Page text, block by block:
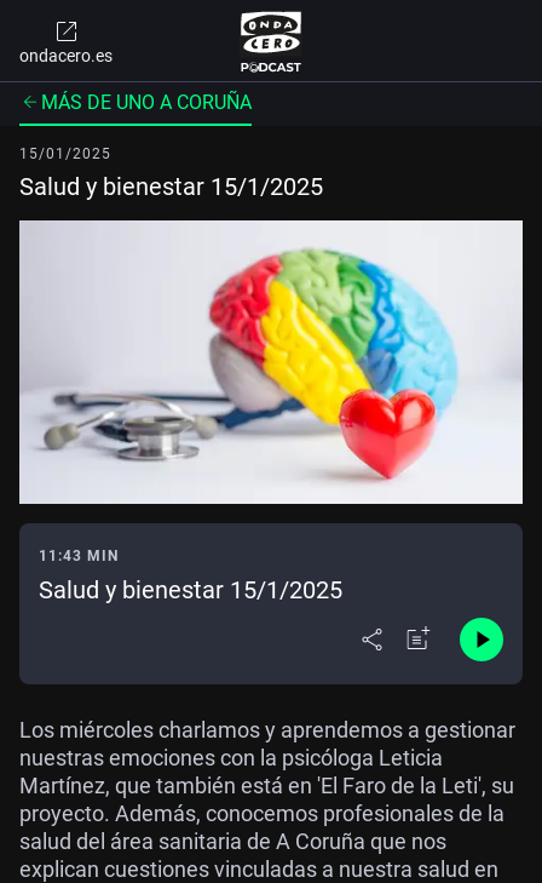
ondacero.es
MÁS DE UNO A CORUÑA
15/01/2025
Salud y bienestar 15/1/2025
11:43 MIN
Salud y bienestar 15/1/2025
Los miércoles charlamos y aprendemos a gestionar
nuestras emociones con la psicóloga Leticia
Martínez, que también está en 'El Faro de la Leti', su
proyecto. Además, conocemos profesionales de la
salud del área sanitaria de A Coruña que nos
explican cuestiones vinculadas a nuestra salud en